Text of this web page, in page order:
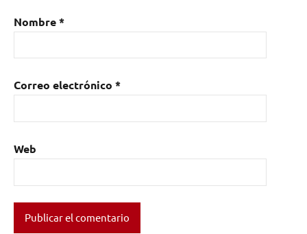
Pinar
Rio,
Tendencia,
Tour
Nombre*
Correo electrónico *
Web